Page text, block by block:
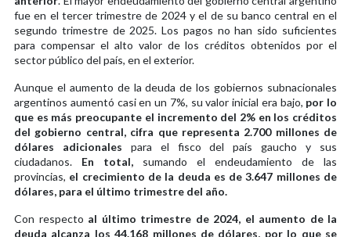
fue en el tercer trimestre de 2024 y el de su banco central en el
segundo trimestre de 2025. Los pagos no han sido suficientes
para compensar el alto valor de los créditos obtenidos por el
sector público del país, en el exterior.
Aunque el aumento de la deuda de los gobiernos subnacionales
argentinos aumentó casi en un 7%, su valor inicial era bajo, por lo
que es más preocupante el incremento del 2% en los créditos
del gobierno central, cifra que representa 2.700 millones de
dólares adicionales para el fisco del país gaucho y sus
ciudadanos. En total, sumando el endeudamiento de las
provincias, el crecimiento de la deuda es de 3.647 millones de
dólares, para el último trimestre del año.
Con respecto al último trimestre de 2024, el aumento de la
deuda alcanza los 44.168 millones de dólares, por lo que se